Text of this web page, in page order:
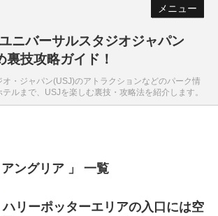
メニュー
ニバーサルスタジオジャパン
裏技攻略ガイド！
・ジャパン(USJ)のアトラクションなどのパーク情
ルまで、USJを楽しむ裏技・攻略法を紹介します。
アングリア 」 一覧
ハリーポッターエリアの入口には空